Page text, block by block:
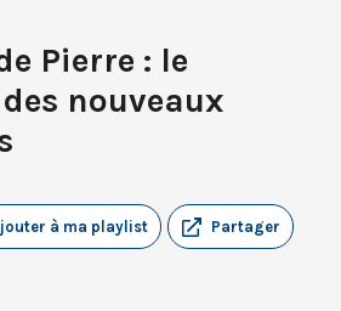
Pierre : le
nouveaux
Partager
à ma playlist